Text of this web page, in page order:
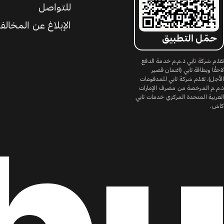
حمّل التطبيق
تقدّم شركة تابي ذ.م.م خدمة الدفع
لاحقًا وبطاقة تابي (ائتمان قصير
الأجل). تقدّم شركة تابي للمدفوعات
ذ.م.م المرخصة من مصرف الإمارات
العربية المتحدة المركزي خدمات تابي
كاش.
للتواصل
الإبلاغ عن